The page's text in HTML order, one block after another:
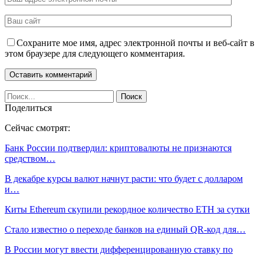
Сохраните мое имя, адрес электронной почты и веб-сайт в
этом браузере для следующего комментария.
Поделиться
Сейчас смотрят:
Банк России подтвердил: криптовалюты не признаются
средством…
В декабре курсы валют начнут расти: что будет с долларом
и…
Киты Ethereum скупили рекордное количество ETH за сутки
Стало известно о переходе банков на единый QR-код для…
В России могут ввести дифференцированную ставку по